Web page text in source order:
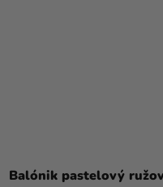
Balónik pastelový